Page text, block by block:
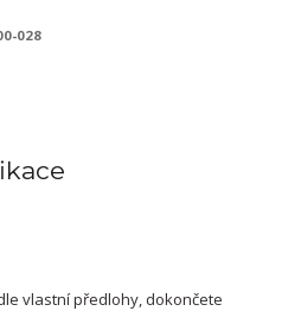
028
vlastní předlohy, dokončete